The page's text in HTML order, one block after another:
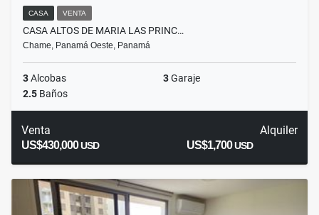
CASA VENTA
CASA ALTOS DE MARIA LAS PRINC…
Chame, Panamá Oeste, Panamá
3Alcobas 3Garaje
2.5 Baños
Venta
US$430,000USD
Alquiler
US$1,700USD